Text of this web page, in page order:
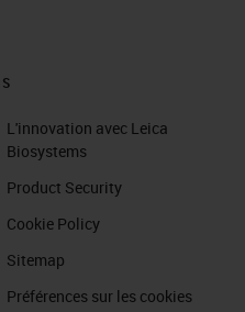
L'innovation avec Leica
Biosystems
Product Security
Cookie Policy
Sitemap
Préférences sur les cookies